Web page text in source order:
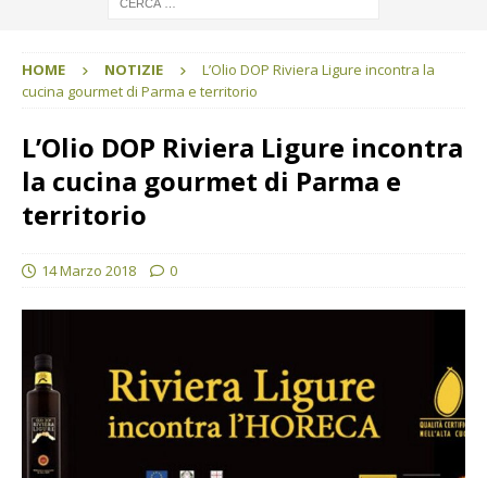
HOME NOTIZIE
L’Olio DOP Riviera Ligure incontra la
cucina gourmet di Parma e territorio
L’Olio DOP Riviera Ligure incontra
la cucina gourmet di Parma e
territorio
14 Marzo 2018 0